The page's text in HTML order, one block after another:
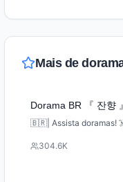
Mais de
Dorama BR 『 잔향 』
🇧🇷| Assista doramas!
304.6K